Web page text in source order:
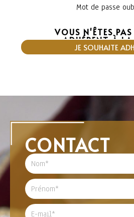
Mot de passe
VOUS N'ÊTES PAS
ADHÉRENT À
JE SOUHAITE
CONTACT